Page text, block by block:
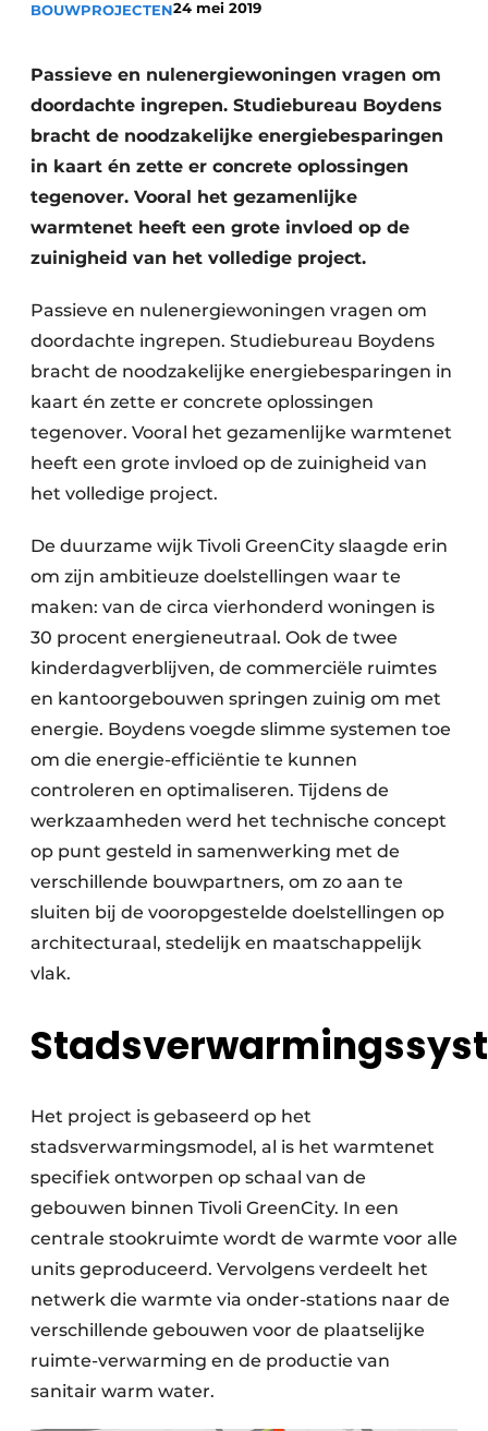
Video’s
Aanmelden
Bedrijven
Bedrijven
Contact
Beton & Staalbouw
BIM
Evenementen
Dak & Gevel
Houtbouw
HVAC
Interieurarchitectuur
Keukens
Renovatie
Software
Toegangscontrole
Veiligheid & Opleiding
Zonwering
BOUWPROJECTEN24 mei 2019
Passieve en nulenergiewoningen vragen om
doordachte ingrepen. Studiebureau Boydens
bracht de noodzakelijke energiebesparingen
in kaart én zette er concrete oplossingen
tegenover. Vooral het gezamenlijke
warmtenet heeft een grote invloed op de
zuinigheid van het volledige project.
Passieve en nulenergiewoningen vragen om
doordachte ingrepen. Studiebureau Boydens
bracht de noodzakelijke energiebesparingen in
kaart én zette er concrete oplossingen
tegenover. Vooral het gezamenlijke warmtenet
heeft een grote invloed op de zuinigheid van
het volledige project.
De duurzame wijk Tivoli GreenCity slaagde erin
om zijn ambitieuze doelstellingen waar te
maken: van de circa vierhonderd woningen is
30 procent energieneutraal. Ook de twee
kinderdagverblijven, de commerciële ruimtes
en kantoorgebouwen springen zuinig om met
energie. Boydens voegde slimme systemen toe
om die energie-efficiëntie te kunnen
controleren en optimaliseren. Tijdens de
werkzaamheden werd het technische concept
op punt gesteld in samenwerking met de
verschillende bouwpartners, om zo aan te
sluiten bij de vooropgestelde doelstellingen op
architecturaal, stedelijk en maatschappelijk
vlak.
Het project is gebaseerd op het
stadsverwarmingsmodel, al is het warmtenet
specifiek ontworpen op schaal van de
gebouwen binnen Tivoli GreenCity. In een
centrale stookruimte wordt de warmte voor alle
units geproduceerd. Vervolgens verdeelt het
netwerk die warmte via onder-stations naar de
verschillende gebouwen voor de plaatselijke
ruimte-verwarming en de productie van
sanitair warm water.